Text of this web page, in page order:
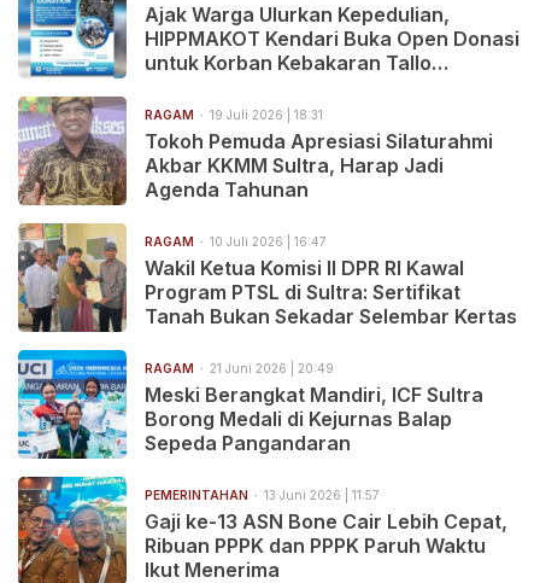
Ajak Warga Ulurkan Kepedulian,
HIPPMAKOT Kendari Buka Open Donasi
untuk Korban Kebakaran Tallo
RAGAM 19 Juli 2026 | 18:31
Tokoh Pemuda Apresiasi Silaturahmi
Akbar KKMM Sultra, Harap Jadi
Agenda Tahunan
RAGAM 10 Juli 2026 | 16:47
Wakil Ketua Komisi II DPR RI Kawal
Program PTSL di Sultra: Sertifikat
Tanah Bukan Sekadar Selembar Kertas
RAGAM 21 Juni 2026 | 20:49
Meski Berangkat Mandiri, ICF Sultra
Borong Medali di Kejurnas Balap
Sepeda Pangandaran
PEMERINTAHAN 13 Juni 2026 | 11:57
Gaji ke-13 ASN Bone Cair Lebih Cepat,
Ribuan PPPK dan PPPK Paruh Waktu
Ikut Menerima